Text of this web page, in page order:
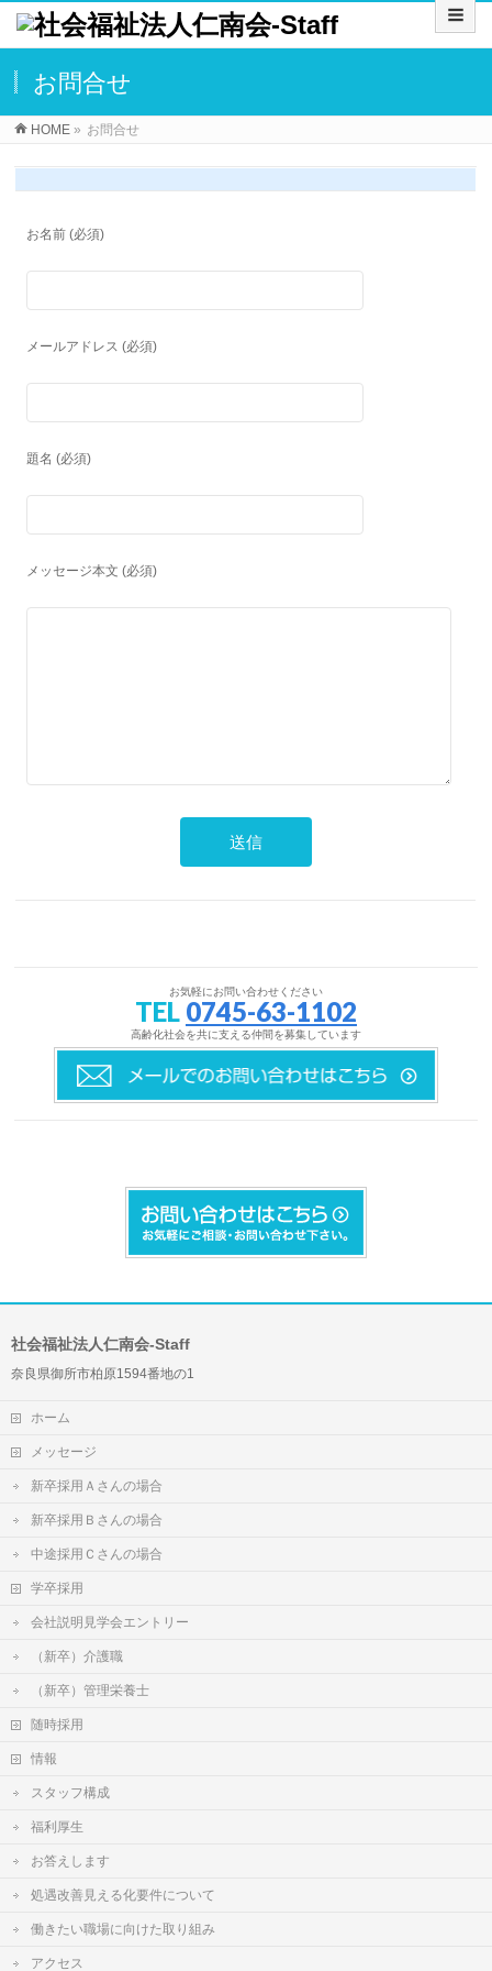
お問合せ
HOME » お問合せ
お名前 (必須)
メールアドレス (必須)
題名 (必須)
メッセージ本文 (必須)
お気軽にお問い合わせください
TEL 0745-63-1102
高齢化社会を共に支える仲間を募集しています
社会福祉法人仁南会-Staff
奈良県御所市柏原1594番地の1
ホーム
メッセージ
新卒採用Ａさんの場合
新卒採用Ｂさんの場合
中途採用Ｃさんの場合
学卒採用
会社説明見学会エントリー
（新卒）介護職
（新卒）管理栄養士
随時採用
情報
スタッフ構成
福利厚生
お答えします
処遇改善見える化要件について
働きたい職場に向けた取り組み
アクセス